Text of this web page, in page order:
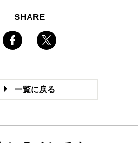
SHARE
一覧に戻る